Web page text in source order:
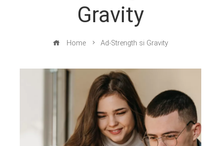
Gravity
Home Ad-Strength si Gravity